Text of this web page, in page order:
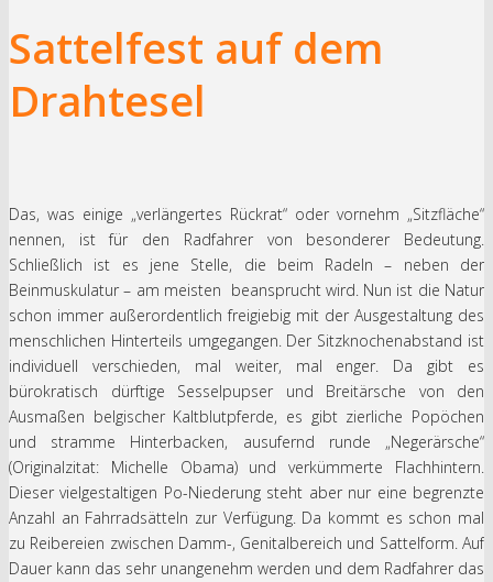
Sattelfest auf dem
Drahtesel
Das, was einige „verlängertes Rückrat“ oder vornehm „Sitzfläche“
nennen, ist für den Radfahrer von besonderer Bedeutung.
Schließlich ist es jene Stelle, die beim Radeln – neben der
Beinmuskulatur – am meisten beansprucht wird. Nun ist die Natur
schon immer außerordentlich freigiebig mit der Ausgestaltung des
menschlichen Hinterteils umgegangen. Der Sitzknochenabstand ist
individuell verschieden, mal weiter, mal enger. Da gibt es
bürokratisch dürftige Sesselpupser und Breitärsche von den
Ausmaßen belgischer Kaltblutpferde, es gibt zierliche Popöchen
und stramme Hinterbacken, ausufernd runde „Negerärsche“
(Originalzitat: Michelle Obama) und verkümmerte Flachhintern.
Dieser vielgestaltigen Po-Niederung steht aber nur eine begrenzte
Anzahl an Fahrradsätteln zur Verfügung. Da kommt es schon mal
zu Reibereien zwischen Damm-, Genitalbereich und Sattelform. Auf
Dauer kann das sehr unangenehm werden und dem Radfahrer das